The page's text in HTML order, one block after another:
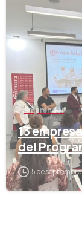
Emprender
13
del
5 de